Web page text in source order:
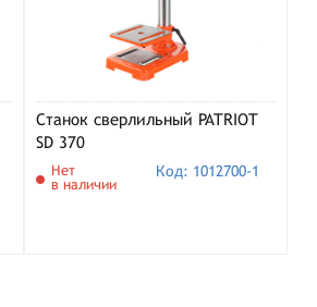
Станок сверлильный PATRIOT
SD 370
Нет
в наличии
Код: 1012700-1